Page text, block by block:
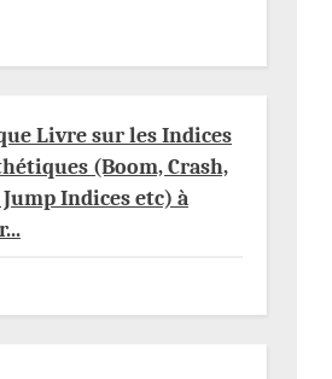
Livre sur les Indices
(Boom, Crash,
Jump Indices etc) à